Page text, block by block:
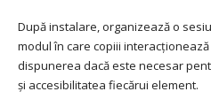
După instalare, organizează o
modul în care copiii
dispunerea dacă este necesar
și accesibilitatea fiecărui element.